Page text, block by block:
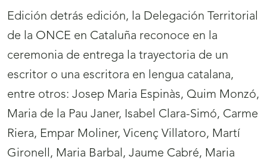
Edición detrás edición, la Delegación Territorial
de la ONCE en Cataluña reconoce en la
ceremonia de entrega la trayectoria de un
escritor o una escritora en lengua catalana,
entre otros: Josep Maria Espinàs, Quim Monzó,
Maria de la Pau Janer, Isabel Clara-Simó, Carme
Riera, Empar Moliner, Vicenç Villatoro, Martí
Gironell, Maria Barbal, Jaume Cabré, Maria